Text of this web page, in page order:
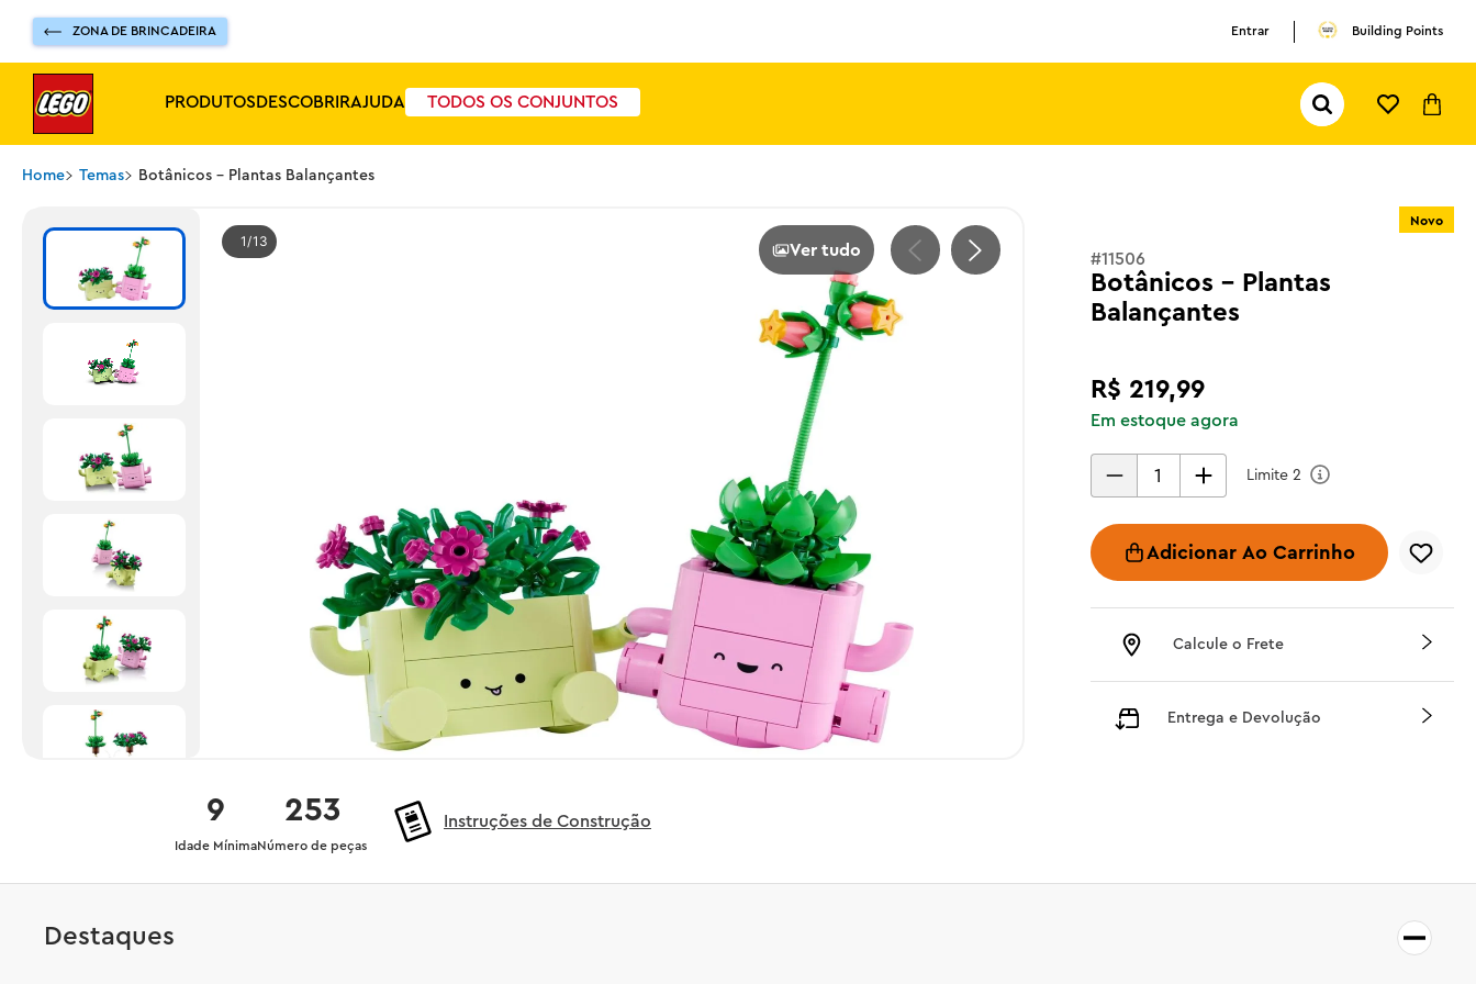
ZONA DE BRINCADEIRA Entrar Building Points
PRODUTOSDESCOBRIRAJUDA TODOS OS CONJUNTOS
Pesquisar...
Home Temas Botânicos - Plantas Balançantes
1 13 Ver tudo
253
Número de peças
9
Idade Mínima
Instruções de Construção
Novo
#11506
Botânicos - Plantas
Balançantes
R$ 219,99
Em estoque agora
Limite 2
Adicionar Ao Carrinho
Calcule o Frete
Entrega e Devolução
Destaques
ferrari